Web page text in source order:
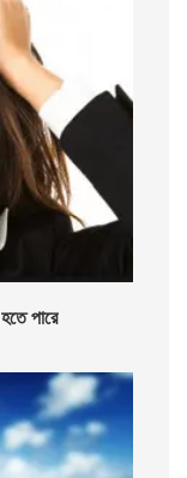
পারে